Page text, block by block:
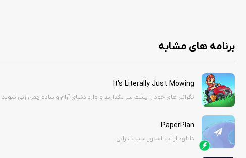
برنامه های مشابه
It's Literally Just Mowing
نگرانی های خود را پشت سر بگذارید و وارد دنیای آرام و ساده چمن زنی شوید.
PaperPlan
دانلود از اپ استور سیب ایرانی